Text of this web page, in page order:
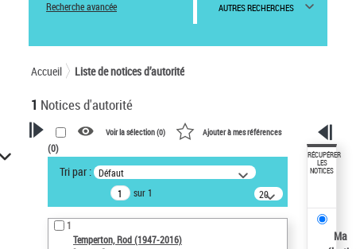
Recherche avancée AUTRES RECHERCHES
Accueil Liste de notices d’autorité
1 Notices d'autorité
VOTRE RECHERCHE
Recherche avancée dans les
notices d’autorité
Œuvres liées à l'auteur :
Temperton, Rod (1947-2016)
Voir la sélection (0) Ajouter à mes références
(0)
Tri par : Défaut
sur 1
20
résultats/page
1
Temperton, Rod (1947-2016)
RÉCUPÉRER
LES
NOTICES
Ma